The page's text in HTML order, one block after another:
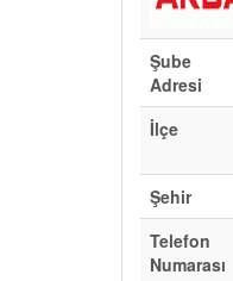
Şube
Adresi
İlçe
Şehir
Telefon
Numarası